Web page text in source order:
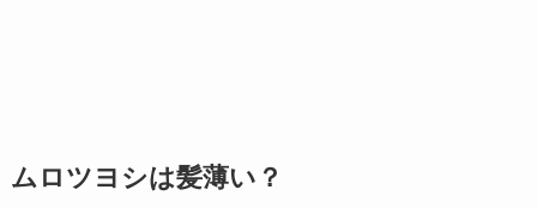
ムロツヨシは髪薄い？